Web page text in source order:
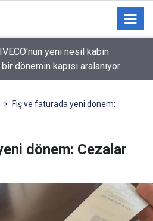
yeni nesil kabin
dönemin kapısı aralanıyor
Fiş ve faturada yeni dönem:
dönem: Cezalar